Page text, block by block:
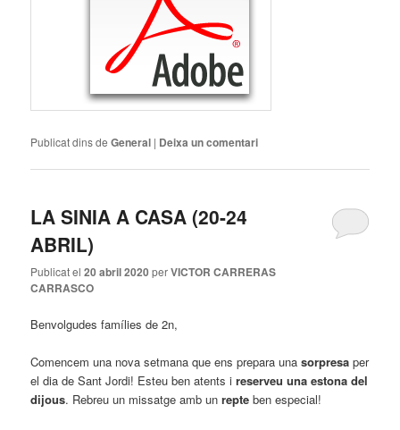
Publicat dins de General | Deixa un comentari
LA SINIA A CASA (20-24
ABRIL)
Publicat el20 abril 2020 perVICTOR CARRERAS
CARRASCO
Benvolgudes famílies de 2n,
Comencem una nova setmana que ens prepara unasorpresa per
el dia de Sant Jordi! Esteu ben atents ireserveu una estona del
dijous. Rebreu un missatge amb unrepte ben especial!